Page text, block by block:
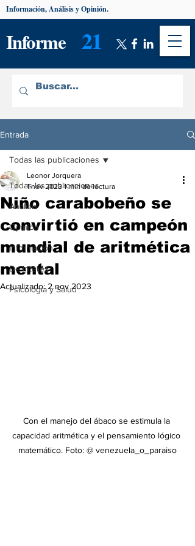
Informe 21
Información, Análisis y Opinión.
Entrada
Todas las publicaciones
Análisis
Opinión
Información
De interés
Psicología y Salud
Todas las publicaciones
Niño carabobeño se
convirtió en campeón
mundial de aritmética
mental
Leonor Jorquera
1 nov 2023 1 min de lectura
Actualizado:2 nov 2023
Con el manejo del ábaco se estimula la
capacidad aritmética y el pensamiento lógico
matemático. Foto: @ venezuela_o_paraiso